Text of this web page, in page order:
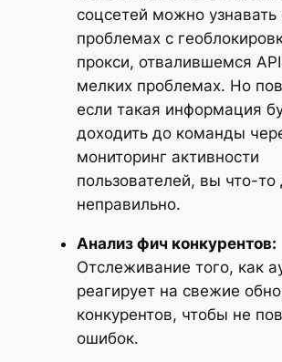
соцсетей можно узнавать
проблемах с
прокси, отвалившемся
мелких проблемах. Но
если такая информация
доходить до команды
мониторинг активности
пользователей, вы что-то
неправильно.
Анализ фич конкурентов:
Отслеживание того, как
реагирует на свежие
конкурентов, чтобы не
ошибок.